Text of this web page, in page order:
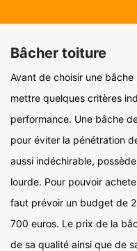
Bâcher toiture
Avant de choisir une
mettre quelques critères
performance. Une bâche
pour éviter la pénétration
aussi indéchirable,
lourde. Pour pouvoir
faut prévoir un budget de
700 euros. Le prix de la
de sa qualité ainsi que de